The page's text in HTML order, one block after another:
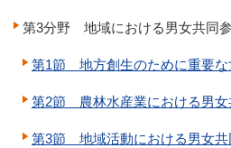
第3分野 地域における男女共同
第1節 地方創生のために重要な
第2節 農林水産業における男女
第3節 地域活動における男女共